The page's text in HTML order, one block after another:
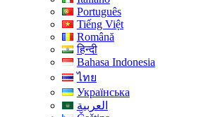
Português
Tiếng Việt
Română
हिन्दी
Bahasa Indonesia
ไทย
Українська
العربية